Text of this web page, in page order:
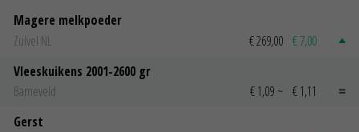
Magere melkpoeder
Zuivel NL
€ 269,00 € 7,00
Vleeskuikens 2001-2600 gr
Barneveld
€ 1,09 ~ € 1,11
Gerst